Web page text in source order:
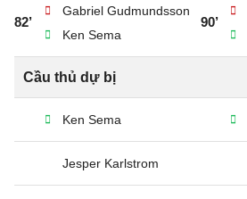
82’
Gabriel Gudmundsson
Ken Sema
90’
Cầu thủ dự bị
Ken Sema
Jesper Karlstrom